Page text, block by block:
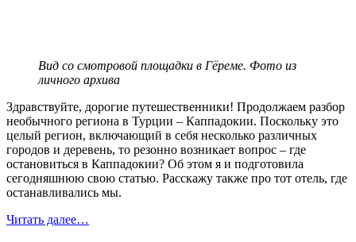
Вид со смотровой площадки в Гёреме. Фото из
личного архива
Здравствуйте, дорогие путешественники! Продолжаем разбор
необычного региона в Турции – Каппадокии. Поскольку это
целый регион, включающий в себя несколько различных
городов и деревень, то резонно возникает вопрос – где
остановиться в Каппадокии? Об этом я и подготовила
сегодняшнюю свою статью. Расскажу также про тот отель, где
останавливались мы.
Читать далее…